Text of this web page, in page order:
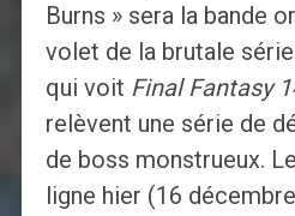
Burns » sera la bande
volet de la brutale
qui voit Final Fantasy
relèvent une série de
de boss monstrueux.
ligne hier (16